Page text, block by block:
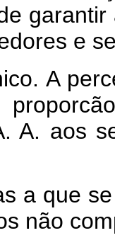
e
A
A. aos
a que
não